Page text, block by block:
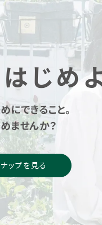
じめ
できること。
ませんか？
ップを見る